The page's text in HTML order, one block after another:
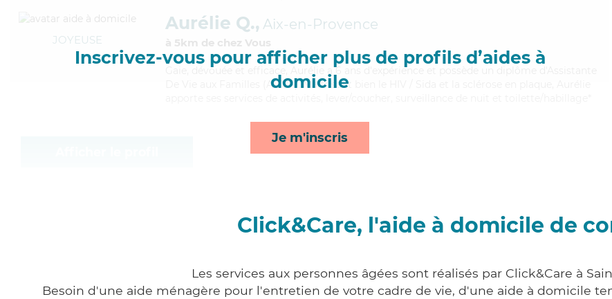
Inscrivez-vous pour afficher plus de profils d’aides à
domicile
Je m'inscris
JOYEUSE
Aurélie Q., Aix-en-Provence
à 5km de chez Vous
, dévouée et efficace, Aurélie a 6 ans d'expérience et possède un diplôme d'Assistante
De Vie aux Familles (ADVF). Maitrisant bien le HIV / Sida et la sclérose en plaque, Aurélie
Click&Care, l'aide à domicile de
Les services aux personnes âgées sont réalisés par Click&Care à
Besoin d'une aide ménagère pour l'entretien de votre cadre de vie, d'une aide à domicile